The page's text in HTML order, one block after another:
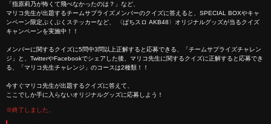
「指原莉乃が怖くて飛べなかったのは？」など、
マリコ先生が出題するチームサプライズメンバーのクイズに答えると、SPECIAL BOXやキャ
ンペーン限定ぷくぷくステッカーなど、 〈ぱちスロ AKB48〉オリジナルグッズが当るクイズ
キャンペーンを実施中！！
メンバーに関するクイズに5問中3問以上正解すると応募できる、「チームサプライズチャレン
ジ」と、TwitterやFacebookでシェアした後、マリコ先生に関するクイズに正解すると応募でき
る、「マリコ先生チャレンジ」のコースは2種類！！
今すぐマリコ先生が出題するクイズに答えて、
ここでしか手に入らないオリジナルグッズに応募しよう！
※終了しました。